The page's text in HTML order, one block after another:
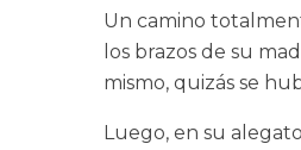
Un camino
los brazos de su
mismo, quizás se
Luego, en su